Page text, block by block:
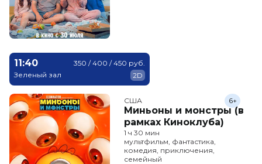
11:40
Зеленый зал
350 / 400 / 450 руб.
2D
США
Миньоны и монстры (в
рамках Киноклуба)
6+
1 ч 30 мин
мультфильм, фантастика,
комедия, приключения,
семейный